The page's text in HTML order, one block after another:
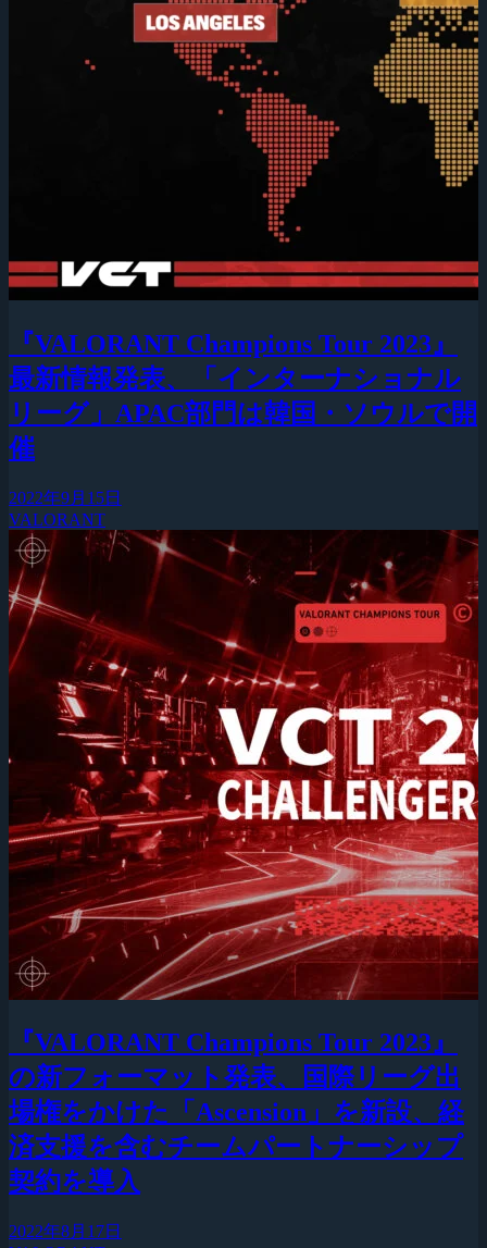
『VALORANT Champions Tour 2023』
最新情報発表、「インターナショナル
リーグ」APAC部門は韓国・ソウルで開
催
2022年9月15日
VALORANT
『VALORANT Champions Tour 2023』
の新フォーマット発表、国際リーグ出
場権をかけた「Ascension」を新設、経
済支援を含むチームパートナーシップ
契約を導入
2022年8月17日